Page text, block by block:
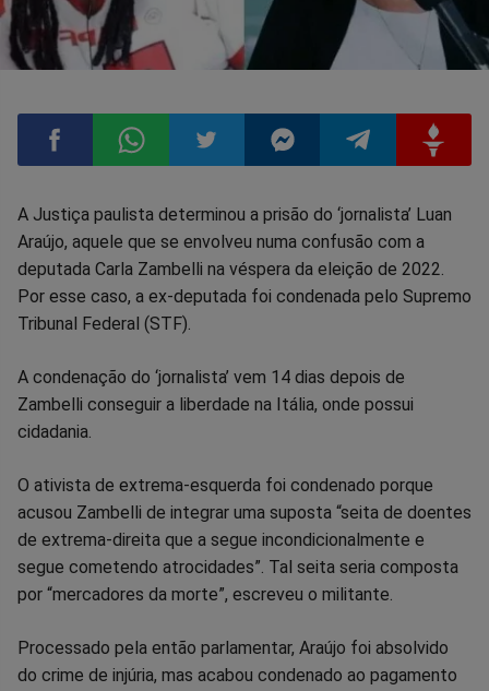
Compartilhar
no
Facebook
Compartilhar
no
Whatsapp
Compartilhar
no
Twitter
Compartilhar
no
Compartilhar
no
no
A Justiça paulista determinou a prisão do ‘jornalista’ Luan
Araújo, aquele que se envolveu numa confusão com a
deputada Carla Zambelli na véspera da eleição de 2022.
Por esse caso, a ex-deputada foi condenada pelo Supremo
Tribunal Federal (STF).
A condenação do ‘jornalista’ vem 14 dias depois de
Zambelli conseguir a liberdade na Itália, onde possui
cidadania.
O ativista de extrema-esquerda foi condenado porque
acusou Zambelli de integrar uma suposta “seita de doentes
de extrema-direita que a segue incondicionalmente e
segue cometendo atrocidades”. Tal seita seria composta
por “mercadores da morte”, escreveu o militante.
Processado pela então parlamentar, Araújo foi absolvido
do crime de injúria, mas acabou condenado ao pagamento